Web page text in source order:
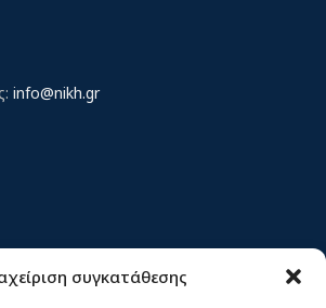
συγκατάθεσης
info@nikh.gr
είμαστε, αρχές & δράση